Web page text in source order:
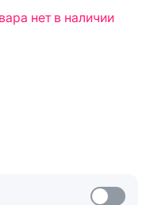
нет в наличии